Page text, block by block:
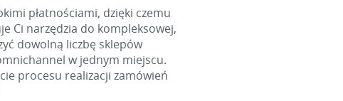
płatnościami, dzięki czemu
Ci narzędzia do kompleksowej,
dowolną liczbę sklepów
w jednym miejscu.
procesu realizacji zamówień